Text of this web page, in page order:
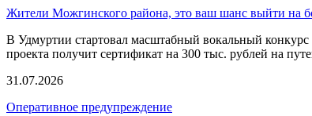
Жители Можгинского района, это ваш шанс выйти на
В Удмуртии стартовал масштабный вокальный
проекта получит сертификат на 300 тыс. рублей на
31.07.2026
Оперативное предупреждение